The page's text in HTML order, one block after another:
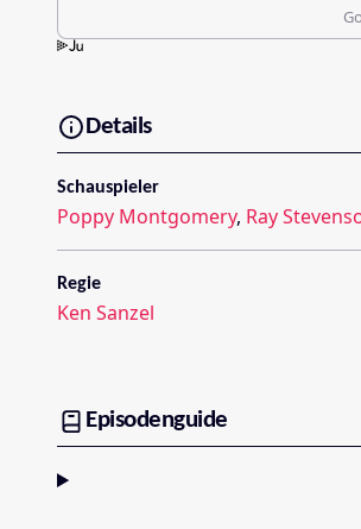
Details
Schauspieler
Poppy Montgomery, Ray
Regie
Ken Sanzel
Episodenguide